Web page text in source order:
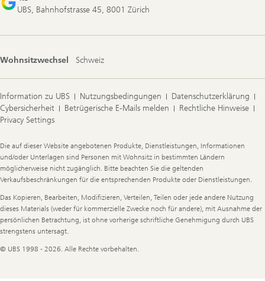
UBS, Bahnhofstrasse 45, 8001 Zürich
Wohnsitzwechsel Schweiz
Information zu UBS Nutzungsbedingungen
Datenschutzerklärung
Cybersicherheit
Betrügerische E-Mails melden
Rechtliche Hinweise
Privacy Settings
Legal
Information
Die auf dieser Website angebotenen Produkte, Dienstleistungen, Informationen
und/oder Unterlagen sind Personen mit Wohnsitz in bestimmten Ländern
möglicherweise nicht zugänglich. Bitte beachten Sie die geltenden
Verkaufsbeschränkungen für die entsprechenden Produkte oder Dienstleistungen.
Das Kopieren, Bearbeiten, Modifizieren, Verteilen, Teilen oder jede andere Nutzung
dieses Materials (weder für kommerzielle Zwecke noch für andere), mit Ausnahme der
persönlichen Betrachtung, ist ohne vorherige schriftliche Genehmigung durch UBS
strengstens untersagt.
© UBS 1998 - 2026. Alle Rechte vorbehalten.